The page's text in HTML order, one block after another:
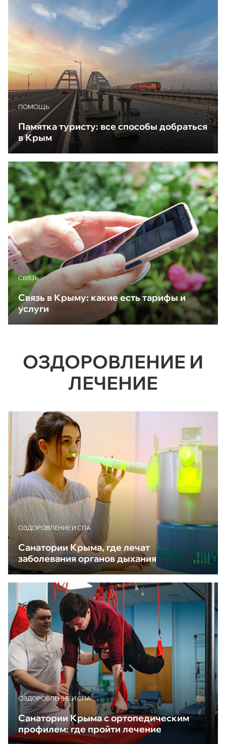
ПОМОЩЬ
Памятка туристу: все способы добраться
в Крым
CВЯЗЬ
Связь в Крыму: какие есть тарифы и
услуги
ОЗДОРОВЛЕНИЕ И
ЛЕЧЕНИЕ
ОЗДОРОВЛЕНИЕ И СПА
Санатории Крыма, где лечат
заболевания органов дыхания
ОЗДОРОВЛЕНИЕ И СПА
Санатории Крыма с ортопедическим
профилем: где пройти лечение